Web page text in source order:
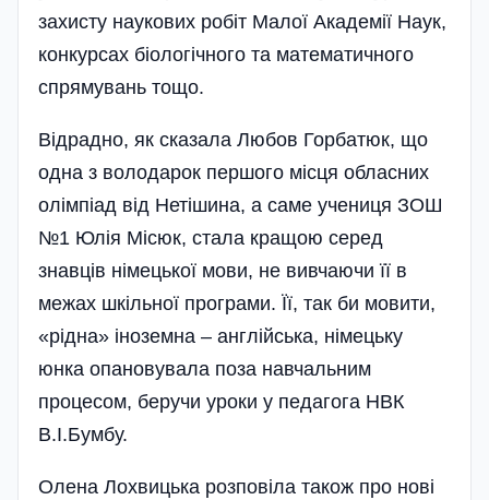
захисту наукових робіт Малої Академії Наук,
конкурсах біологічного та математичного
спрямувань тощо.
Відрадно, як сказала Любов Горбатюк, що
одна з володарок першого місця обласних
олімпіад від Нетішина, а саме учениця ЗОШ
№1 Юлія Місюк, стала кращою серед
знавців німецької­ мови, не вивчаючи її в
межах шкільної програми. Її, так би мовити,
«рідна» іноземна – анг­лійська, німецьку
юнка опановувала поза навчальним
процесом, беручи уроки у педагога НВК
В.І.Бумбу­.
Олена Лохвицька розповіла також про нові